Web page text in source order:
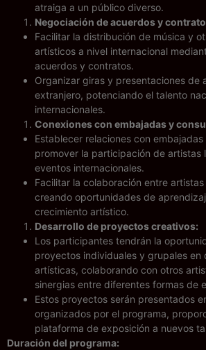
atraiga a un público diverso.
Negociación de acuerdos y
Facilitar la distribución de música y
artísticos a nivel internacional
acuerdos y contratos.
Organizar giras y presentaciones de
extranjero, potenciando el talento
internacionales.
Conexiones con embajadas y
Establecer relaciones con
promover la participación de artistas
eventos internacionales.
Facilitar la colaboración entre
creando oportunidades de
crecimiento artístico.
Desarrollo de proyectos creativos:
Los participantes tendrán la
proyectos individuales y grupales en
artísticas, colaborando con otros
sinergias entre diferentes formas de
Estos proyectos serán presentados
organizados por el programa,
plataforma de exposición a nuevos
Duración del programa: